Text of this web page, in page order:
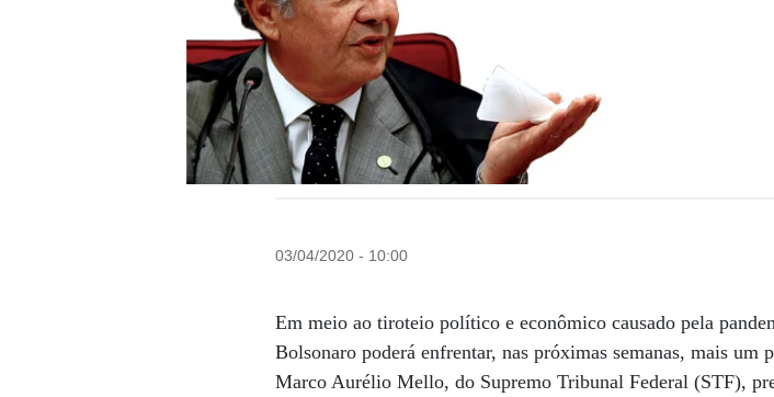
03/04/2020 - 10:00
Em meio ao tiroteio político e econômico causado pela
Bolsonaro poderá enfrentar, nas próximas semanas, mais um
Marco Aurélio Mello, do Supremo Tribunal Federal (STF),